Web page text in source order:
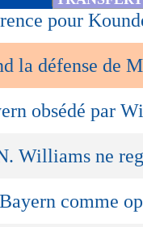
pour
la défense de
obsédé par
Williams ne
comme